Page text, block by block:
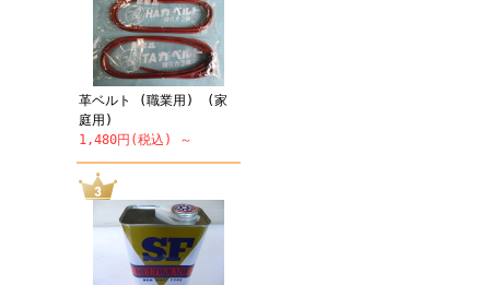
革ベルト (職業用) (家
庭用)
1,480円(税込) ～